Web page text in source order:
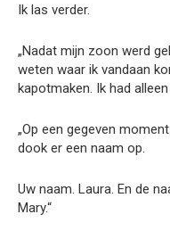
Ik las verder.
„Nadat mijn zoon werd
weten waar ik vandaan
kapotmaken. Ik had
„Op een gegeven
dook er een naam op.
Uw naam. Laura. En de
Mary.“